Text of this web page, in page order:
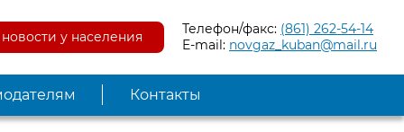
у населения Телефон/факс: (861) 262-54-14
E-mail: novgaz_kuban@mail.ru
Контакты